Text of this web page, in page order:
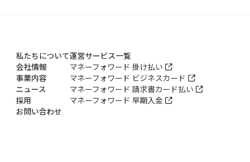
私たちについて
会社情報
事業内容
ニュース
採用
お問い合わせ
運営サービス一覧
マネーフォワード 掛け払い
マネーフォワード ビジネスカード
マネーフォワード 請求書カード払い
マネーフォワード 早期入金